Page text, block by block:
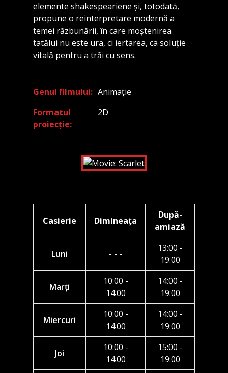
elemente shakespeariene și, totodată,
propune o reinterpretare modernă a
temei răzbunării, în care moștenirea
tatălui nu este ura, ci iertarea, ca soluție
vitală pentru a trăi cu sens.
Genul filmului
Animație
Formatul
proiecție
2D
Casierie Dimineața
După-
amiază
Luni - - -
13:00 -
19:00
Marți
10:00 -
14:00
14:00 -
19:00
Miercuri
10:00 -
14:00
14:00 -
19:00
Joi
10:00 -
14:00
15:00 -
19:00